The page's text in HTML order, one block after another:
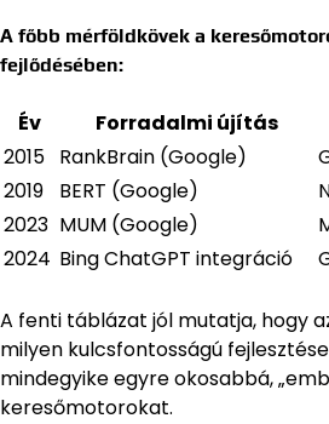
A főbb mérföldkövek a
fejlődésében:
Év Forradalmi újítás
2015 RankBrain (Google)
2019
BERT (Google)
2023 MUM (Google)
2024 Bing ChatGPT integráció
A fenti táblázat jól mutatja, hogy
milyen kulcsfontosságú
mindegyike egyre okosabbá,
keresőmotorokat.